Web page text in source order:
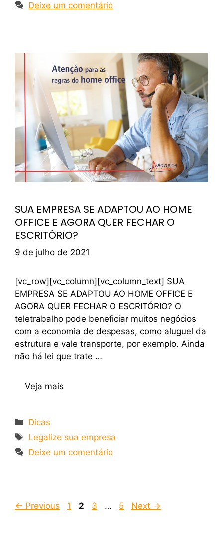
Deixe um comentário
SUA EMPRESA SE ADAPTOU AO HOME
OFFICE E AGORA QUER FECHAR O
ESCRITÓRIO?
9 de julho de 2021
[vc_row][vc_column][vc_column_text] SUA
EMPRESA SE ADAPTOU AO HOME OFFICE E
AGORA QUER FECHAR O ESCRITÓRIO? O
teletrabalho pode beneficiar muitos negócios
com a economia de despesas, como aluguel da
estrutura e vale transporte, por exemplo. Ainda
não há lei que trate …
Veja mais
Dicas
Legalize sua empresa
Deixe um comentário
← Previous 1 2 3 … 5 Next →